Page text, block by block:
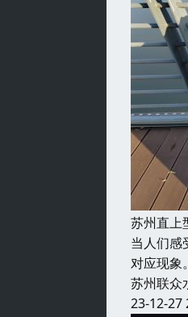
苏州直上
当人们感
对应现象
苏州联众
23-12-27